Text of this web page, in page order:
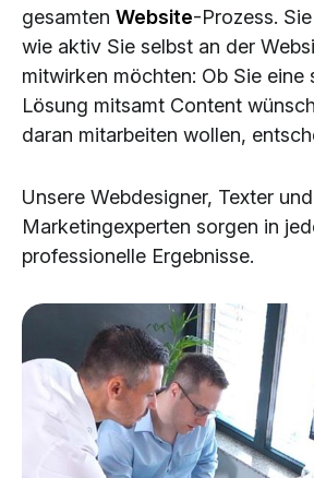
gesamten Website-Prozess.
wie aktiv Sie selbst an der
mitwirken möchten: Ob Sie eine
Lösung mitsamt Content
daran mitarbeiten wollen,
Unsere Webdesigner, Texter und
Marketingexperten sorgen in
professionelle Ergebnisse.